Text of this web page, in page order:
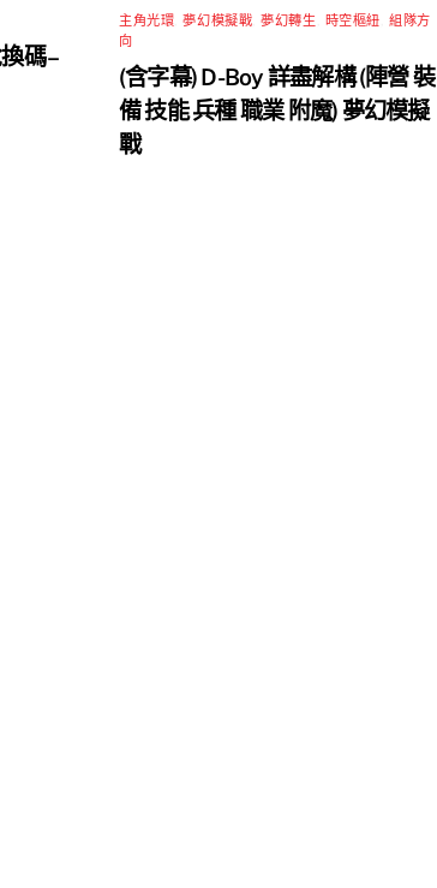
碼 –
主角光環 ,夢幻模擬戰 ,夢幻轉生 時空樞紐 ,組隊方
向
(含字幕) D-Boy 詳盡解構 (陣營 裝
備 技能 兵種 職業 附魔) 夢幻模擬
戰